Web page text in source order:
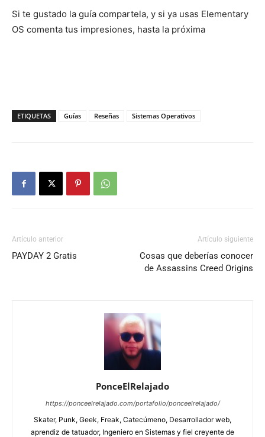
Si te gustado la guía compartela, y si ya usas Elementary
OS comenta tus impresiones, hasta la próxima
ETIQUETAS Guías Reseñas Sistemas Operativos
Artículo anterior
PAYDAY 2 Gratis
Artículo siguiente
Cosas que deberías conocer
de Assassins Creed Origins
PonceElRelajado
https://ponceelrelajado.com/portafolio/ponceelrelajado/
Skater, Punk, Geek, Freak, Catecúmeno, Desarrollador web,
aprendiz de tatuador, Ingeniero en Sistemas y fiel creyente de